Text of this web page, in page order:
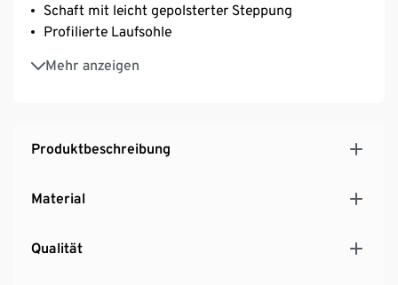
Schaft mit leicht gepolsterter Steppung
Profilierte Laufsohle
Mehr anzeigen
Bequeme Damenschuhe für Herbst und Winter
Produktbeschreibung
Material
Qualität